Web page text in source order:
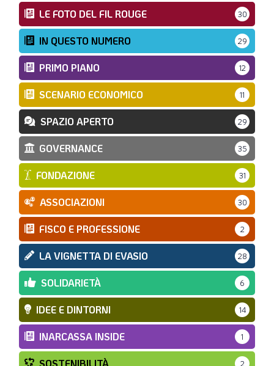
LE FOTO DEL FIL ROUGE 30
IN QUESTO NUMERO 29
PRIMO PIANO 12
SCENARIO ECONOMICO 11
SPAZIO APERTO 29
GOVERNANCE 35
FONDAZIONE 31
ASSOCIAZIONI 30
FISCO E PROFESSIONE 2
LA VIGNETTA DI EVASIO 28
SOLIDARIETÀ 6
IDEE E DINTORNI 14
INARCASSA INSIDE 1
SOSTENIBILITÀ 2